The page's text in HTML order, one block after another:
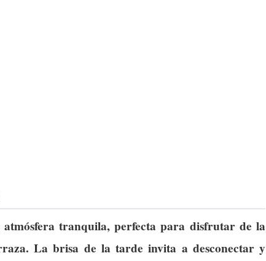
tranquila, perfecta para disfrutar de la
La brisa de la tarde invita a desconectar y